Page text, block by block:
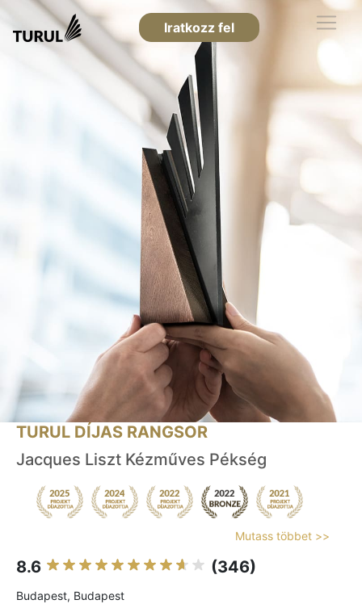
Iratkozz fel
TURUL DÍJAS RANGSOR
Jacques Liszt Kézműves Pékség
Mutass többet >>
8.6 (346)
Budapest, Budapest